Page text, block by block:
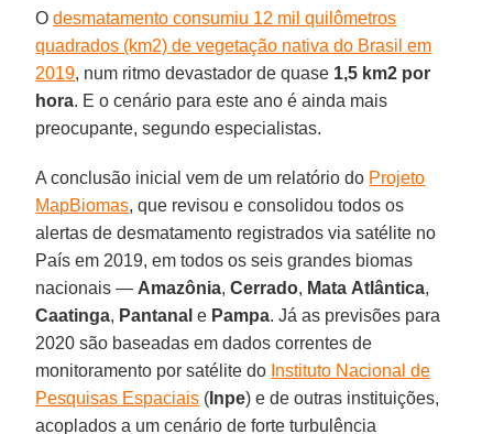
Odesmatamento consumiu 12 mil quilômetros
quadrados (km2) de vegetação nativa do Brasil em
2019, num ritmo devastador de quase 1,5 km2 por
hora. E o cenário para este ano é ainda mais
preocupante, segundo especialistas.
A conclusão inicial vem de um relatório do Projeto
MapBiomas, que revisou e consolidou todos os
alertas de desmatamento registrados via satélite no
País em 2019, em todos os seis grandes biomas
nacionais — Amazônia,Cerrado, Mata Atlântica,
Caatinga, Pantanal e Pampa. Já as previsões para
2020 são baseadas em dados correntes de
monitoramento por satélite do Instituto Nacional de
Pesquisas Espaciais ( Inpe) e de outras instituições,
acoplados a um cenário de forte turbulência